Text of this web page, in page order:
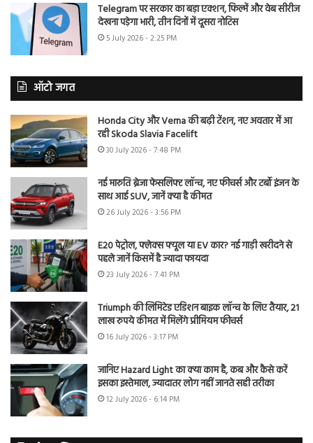
Telegram पर सरकार का बड़ा एक्शन, फिल्में और वेब सीरीज
देखना पड़ेगा भारी, तीन दिनों में दूसरा नोटिस
5 July 2026 - 2:25 PM
ऑटो जगत
Honda City और Verna की बढ़ी टेंशन, नए अवतार में आ
रही Skoda Slavia Facelift
30 July 2026 - 7:48 PM
नई मारुति ब्रेजा फेसलिफ्ट लॉन्च, नए फीचर्स और टर्बो इंजन के
साथ आई SUV, जानें क्या है कीमत
26 July 2026 - 3:56 PM
E20 पेट्रोल, फ्लेक्स फ्यूल या EV कार? नई गाड़ी खरीदने से
पहले जानें किसमें है ज्यादा फायदा
23 July 2026 - 7:41 PM
Triumph की लिमिटेड एडिशन बाइक लॉन्च के लिए तैयार, 21
लाख रुपये कीमत में मिलेंगे प्रीमियम फीचर्स
16 July 2026 - 3:17 PM
जानिए Hazard Light का क्या काम है, कब और कैसे करें
इसका इस्तेमाल, ज्यादातर लोग नहीं जानते सही तरीका
12 July 2026 - 6:14 PM